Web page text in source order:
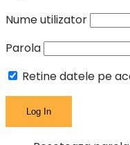
Nume utilizator
Parola
Retine datele pe